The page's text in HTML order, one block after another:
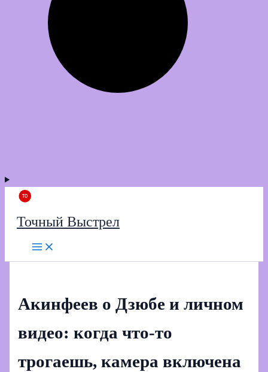
Точный Выстрел
Акинфеев о Дзюбе и личном
видео: когда что-то
трогаешь, камера включена